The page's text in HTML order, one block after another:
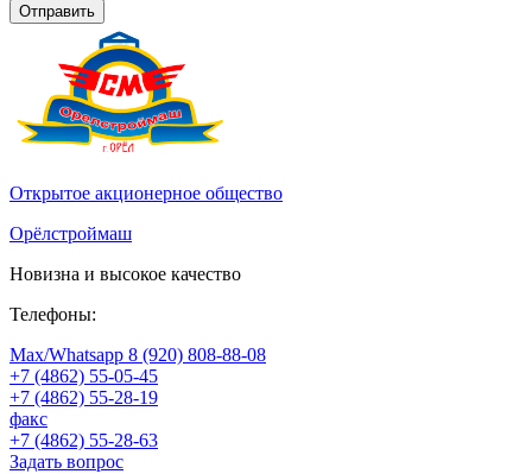
Отправить
Открытое акционерное общество
Орёлстроймаш
Новизна и высокое качество
Телефоны:
Max/Whatsapp 8 (920) 808-88-08
+7 (4862) 55-05-45
+7 (4862) 55-28-19
факс
+7 (4862) 55-28-63
Задать вопрос